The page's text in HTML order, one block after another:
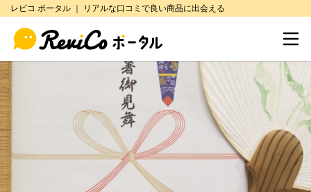
レビコ ポータル ｜ リアルな口コミで良い商品に出会える